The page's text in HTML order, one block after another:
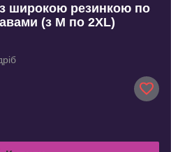
з широкою резинкою по
(з M по 2XL)